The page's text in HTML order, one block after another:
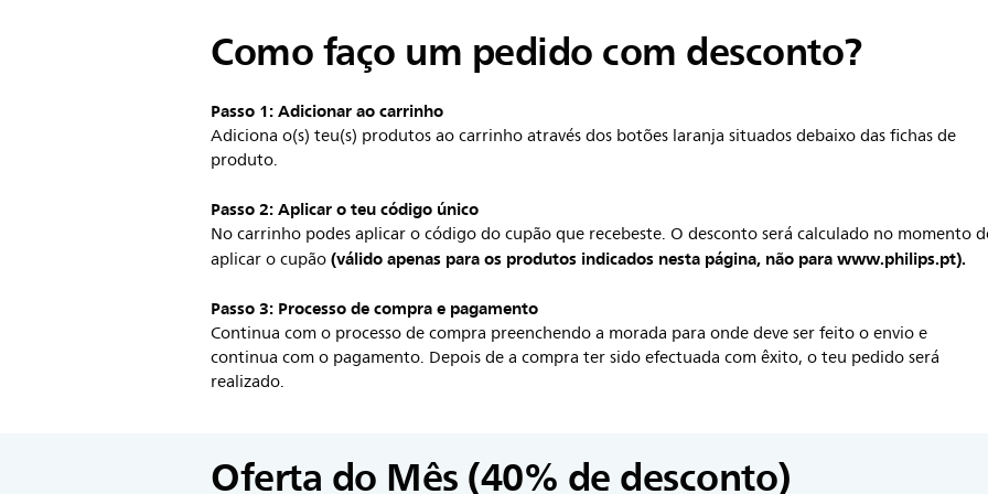
Como faço um pedido com desconto?
Passo 1: Adicionar ao carrinho
Adiciona o(s) teu(s) produtos ao carrinho através dos botões laranja situados debaixo das fichas de
produto.
Passo 2: Aplicar o teu código único
No carrinho podes aplicar o código do cupão que recebeste. O desconto será calculado no momento
aplicar o cupão(válido apenas para os produtos indicados nesta página, não para www.philips.pt).
Passo 3: Processo de compra e pagamento
Continua com o processo de compra preenchendo a morada para onde deve ser feito o envio e
continua com o pagamento. Depois de a compra ter sido efectuada com êxito, o teu pedido será
realizado.
Oferta do Mês (40% de desconto)